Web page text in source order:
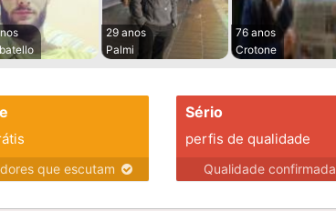
29 anos
Palmi
76 anos
Crotone
que escutam
Sério
perfis de qualidade
Qualidade confirmada